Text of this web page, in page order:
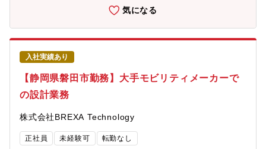
◎設計現場に近い立場で働けるため、「ものづくりに関わってい
る実感」を得られるのも魅力です。◎サポート業務が中心なの
で、ブランクがある方や経験を活かして無理なく働きたい方にも
おすすめです。【機械系・電気系・その他ツール】・NX
気になる
入社実績あり
【静岡県磐田市勤務】大手モビリティメーカーで
の設計業務
株式会社BREXA Technology
正社員 未経験可 転勤なし